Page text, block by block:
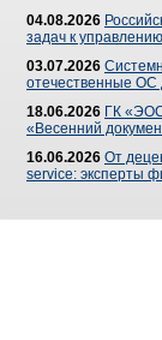
04.08.2026
задач к
03.07.2026
отечественные ОС
18.06.2026 ГК
«Весенний
16.06.2026 От
service: эксперты